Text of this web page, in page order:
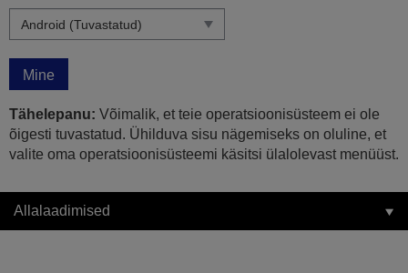
Mine
Tähelepanu: Võimalik, et teie operatsioonisüsteem ei ole
õigesti tuvastatud. Ühilduva sisu nägemiseks on oluline, et
valite oma operatsioonisüsteemi käsitsi ülalolevast menüüst.
Allalaadimised